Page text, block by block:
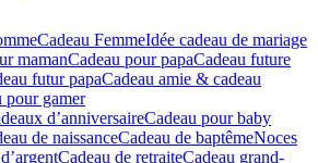
Cadeau FemmeIdée cadeau de mariage​
mamanCadeau pour papaCadeau future
futur papaCadeau amie & cadeau
pour gamer
d’anniversaireCadeau pour baby
de naissanceCadeau de baptêmeNoces
Cadeau de retraiteCadeau grand-